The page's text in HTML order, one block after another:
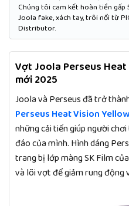
Chúng tôi cam kết hoàn tiền gấp
Joola fake, xách tay, trôi nổi từ
Distributor.
Vợt Joola Perseus Heat
mới 2025
Joola và Perseus đã trở
Perseus Heat Vision
những cải tiến giúp người
đáo của mình. Hình dáng
trang bị lớp màng SK Film của
và lõi vợt để giảm rung động